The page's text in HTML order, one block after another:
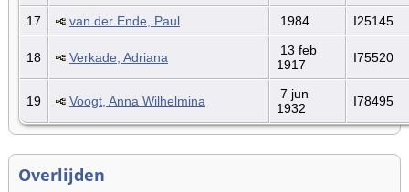
17 van der Ende, Paul 1984 I25145
18 Verkade, Adriana
13 feb
1917
I75520
19 Voogt, Anna Wilhelmina
7 jun
1932
I78495
Overlijden